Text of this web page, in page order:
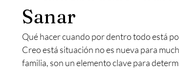
Sanar
Qué hacer cuando por dentro todo está
Creo está situación no es nueva para
familia, son un elemento clave para